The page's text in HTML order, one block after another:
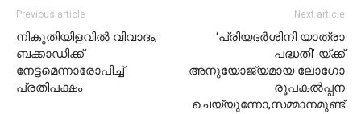
Previous article
നികുതിയിളവിൽ വിവാദം;
ബക്കാഡിക്ക്
നേട്ടമെന്നാരോപിച്ച്
പ്രതിപക്ഷം
Next article
‘പ്രിയദര്‍ശിനി യാത്രാ
പദ്ധതി’ യ്ക്ക്
അനുയോജ്യമായ ലോഗോ
രൂപകല്‍പ്പന
ചെയ്യുന്നോ,സമ്മാനമുണ്ട്